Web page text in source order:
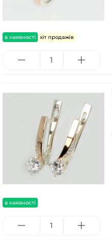
в наявності хіт продажів
в наявності